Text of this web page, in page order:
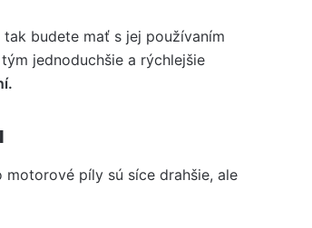
budete mať s jej používaním
jednoduchšie a rýchlejšie
píly sú síce drahšie, ale